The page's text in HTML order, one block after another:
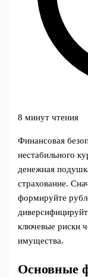
8 минут чтения
Финансовая
нестабильного
денежная
страхование.
формируйте
ключевые риски
имущества.
Основные